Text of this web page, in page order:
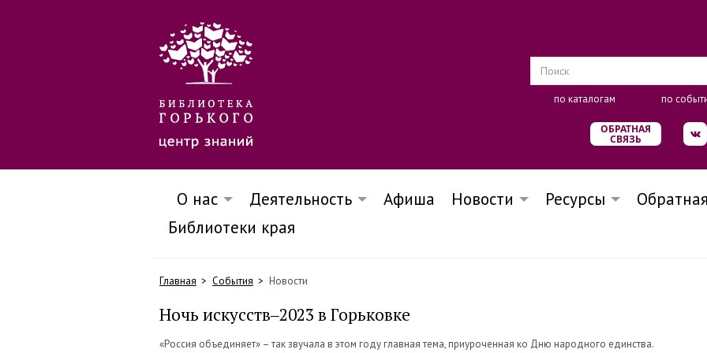
по каталогам по
ОБРАТНАЯ
СВЯЗЬ
О нас Деятельность Афиша Новости Ресурсы
Библиотеки края
Главная События Новости
Ночь искусств‒2023 в Горьковке
«Россия объединяет» – так звучала в этом году главная тема, приуроченная ко Дню народного единства.